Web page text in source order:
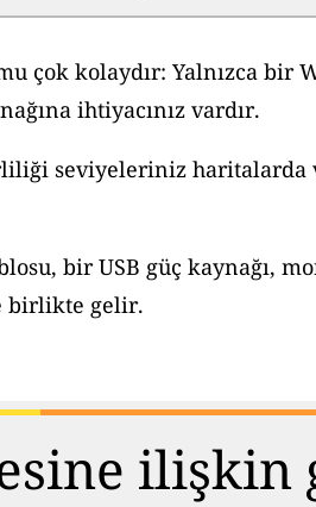
çok kolaydır: Yalnızca bir
ihtiyacınız vardır.
seviyeleriniz haritalarda
bir USB güç kaynağı,
birlikte gelir.
ilişkin